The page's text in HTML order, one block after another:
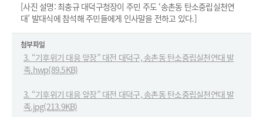
[사진 설명: 최충규 대덕구청장이 주민 주도 ‘송촌동 탄소중립실천연
대’ 발대식에 참석해 주민들에게 인사말을 전하고 있다.]
첨부파일
3. “기후위기 대응 앞장” 대전 대덕구, 송촌동 탄소중립실천연대 발
족.hwp(89.5KB)
3. “기후위기 대응 앞장” 대전 대덕구, 송촌동 탄소중립실천연대 발
족.jpg(213.9KB)